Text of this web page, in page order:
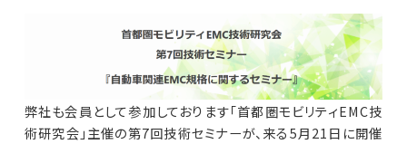
弊社も会員として参加しております「首都圏モビリティEMC技
術研究会」主催の第7回技術セミナーが、来る5月21日に開催